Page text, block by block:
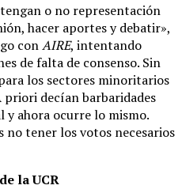
o no representación
hacer aportes y debatir»,
conAIRE, intentando
de falta de consenso. Sin
los sectores minoritarios
priori decían barbaridades
ahora ocurre lo mismo.
no tener los votos necesarios
la UCR